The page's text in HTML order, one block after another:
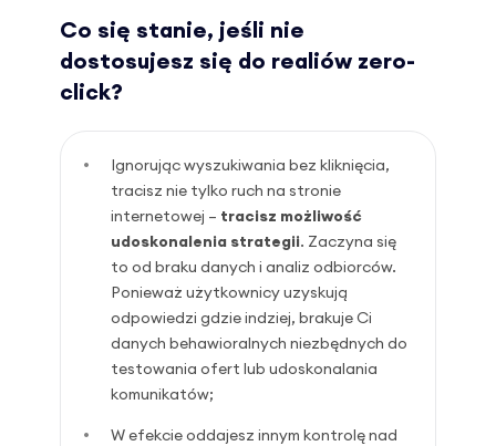
Co się stanie, jeśli nie
dostosujesz się do realiów zero-
click?
Ignorując wyszukiwania bez kliknięcia,
tracisz nie tylko ruch na stronie
internetowej – tracisz możliwość
udoskonalenia strategii. Zaczyna się
to od braku danych i analiz odbiorców.
Ponieważ użytkownicy uzyskują
odpowiedzi gdzie indziej, brakuje Ci
danych behawioralnych niezbędnych do
testowania ofert lub udoskonalania
komunikatów;
W efekcie oddajesz innym kontrolę nad